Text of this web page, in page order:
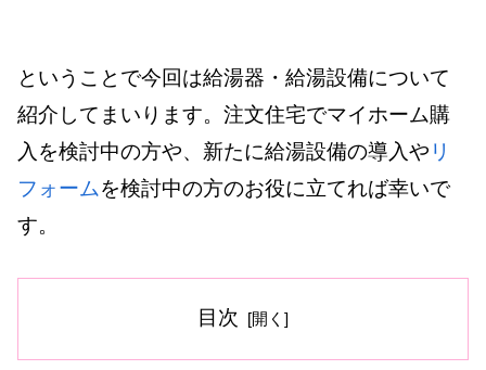
ということで今回は給湯器・給湯設備について
紹介してまいります。注文住宅でマイホーム購
入を検討中の方や、新たに給湯設備の導入や リ
フォームを検討中の方のお役に立てれば幸いで
す。
目次